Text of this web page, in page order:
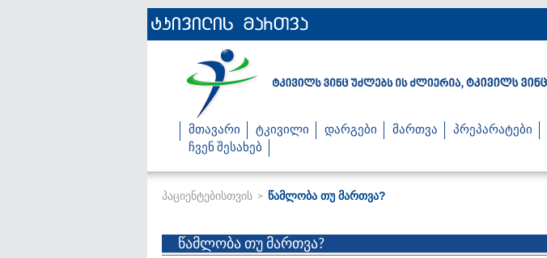
მთავარი ტკივილი დარგები მართვა პრეპარატები
ჩვენ შესახებ
პაციენტებისთვის > წამლობა თუ მართვა?
წამლობა თუ მართვა?